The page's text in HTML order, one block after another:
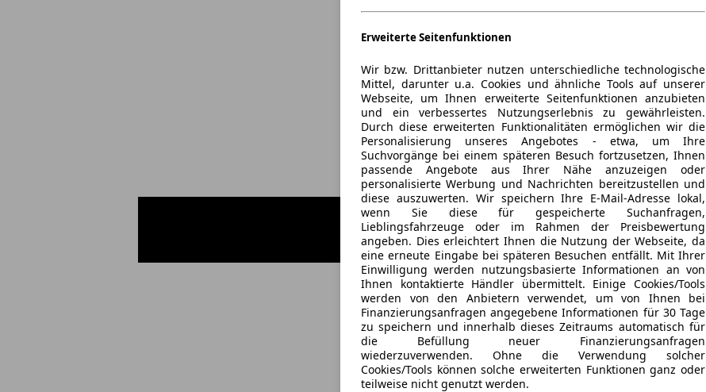
Erweiterte Seitenfunktionen
Wir bzw. Drittanbieter nutzen unterschiedliche technologische
Mittel, darunter u.a. Cookies und ähnliche Tools auf unserer
Webseite, um Ihnen erweiterte Seitenfunktionen anzubieten
und ein verbessertes Nutzungserlebnis zu gewährleisten.
Durch diese erweiterten Funktionalitäten ermöglichen wir die
Personalisierung unseres Angebotes - etwa, um Ihre
Suchvorgänge bei einem späteren Besuch fortzusetzen, Ihnen
passende Angebote aus Ihrer Nähe anzuzeigen oder
personalisierte Werbung und Nachrichten bereitzustellen und
diese auszuwerten. Wir speichern Ihre E-Mail-Adresse lokal,
wenn Sie diese für gespeicherte Suchanfragen,
Lieblingsfahrzeuge oder im Rahmen der Preisbewertung
angeben. Dies erleichtert Ihnen die Nutzung der Webseite, da
eine erneute Eingabe bei späteren Besuchen entfällt. Mit Ihrer
Einwilligung werden nutzungsbasierte Informationen an von
Ihnen kontaktierte Händler übermittelt. Einige Cookies/Tools
werden von den Anbietern verwendet, um von Ihnen bei
Finanzierungsanfragen angegebene Informationen für 30 Tage
zu speichern und innerhalb dieses Zeitraums automatisch für
die Befüllung neuer Finanzierungsanfragen
wiederzuverwenden. Ohne die Verwendung solcher
Cookies/Tools können solche erweiterten Funktionen ganz oder
teilweise nicht genutzt werden.